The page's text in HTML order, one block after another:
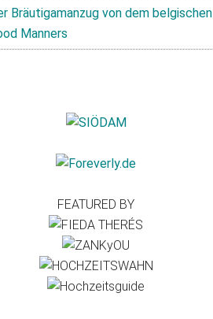
Bräutigamanzug von dem belgischen
Manners
FEATURED BY